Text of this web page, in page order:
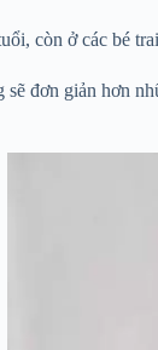
còn ở các bé
đơn giản hơn